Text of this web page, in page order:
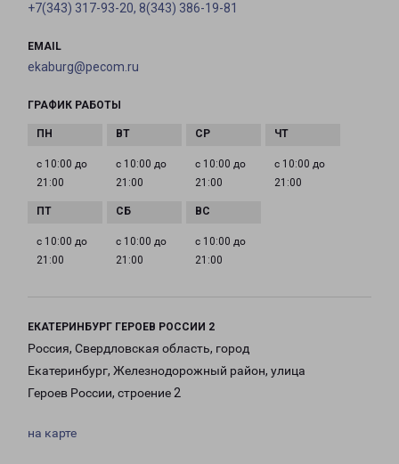
+7(343) 317-93-20, 8(343) 386-19-81
EMAIL
ekaburg@pecom.ru
ГРАФИК РАБОТЫ
с 10:00 до
21:00
с 10:00 до
21:00
с 10:00 до
21:00
с 10:00 до
21:00
с 10:00 до
21:00
с 10:00 до
21:00
с 10:00 до
21:00
ЕКАТЕРИНБУРГ ГЕРОЕВ РОССИИ 2
Россия, Свердловская область, город
Екатеринбург, Железнодорожный район, улица
Героев России, строение 2
на карте